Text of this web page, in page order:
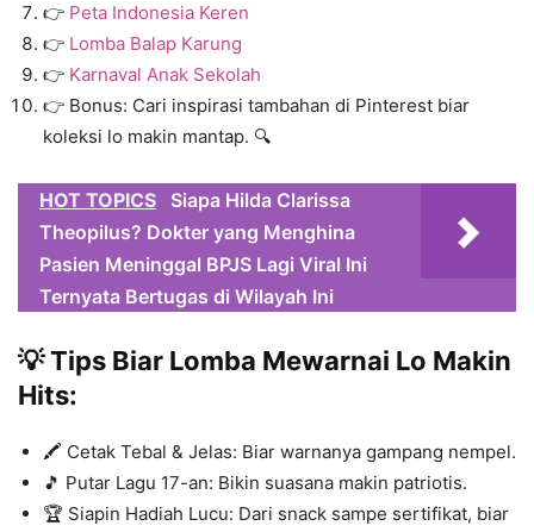
👉 Peta Indonesia Keren
👉 Lomba Balap Karung
👉 Karnaval Anak Sekolah
👉 Bonus: Cari inspirasi tambahan di Pinterest biar
koleksi lo makin mantap. 🔍
HOT TOPICS
Siapa Hilda Clarissa
Theopilus? Dokter yang Menghina
Pasien Meninggal BPJS Lagi Viral Ini
Ternyata Bertugas di Wilayah Ini
💡 Tips Biar Lomba Mewarnai Lo Makin
Hits:
🖍 Cetak Tebal & Jelas: Biar warnanya gampang nempel.
🎵 Putar Lagu 17-an: Bikin suasana makin patriotis.
🏆 Siapin Hadiah Lucu: Dari snack sampe sertifikat, biar